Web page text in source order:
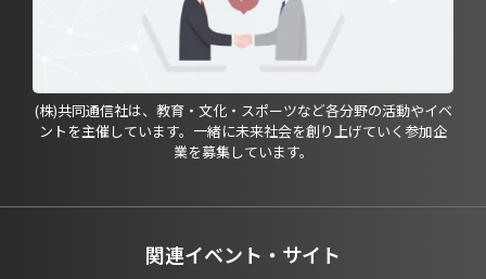
(株)共同通信社は、教育・文化・スポーツなど各分野の活動やイベ
ントを主催しています。一緒に未来社会を創り上げていく参加企
業を募集しています。
関連イベント・サイト